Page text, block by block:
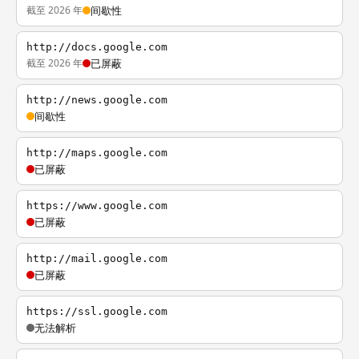
截至 2026 年 间歇性
http://docs.google.com
截至 2026 年 已屏蔽
http://news.google.com
间歇性
http://maps.google.com
已屏蔽
https://www.google.com
已屏蔽
http://mail.google.com
已屏蔽
https://ssl.google.com
无法解析